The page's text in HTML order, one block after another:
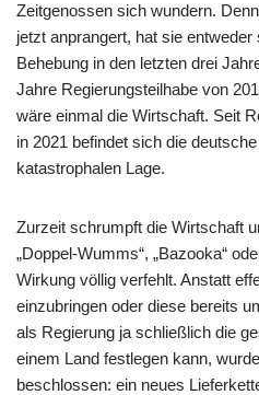
Zeitgenossen sich wundern.
jetzt anprangert, hat sie
Behebung in den letzten drei
Jahre Regierungsteilhabe von
wäre einmal die Wirtschaft. Seit
in 2021 befindet sich die
katastrophalen Lage.
Zurzeit schrumpft die Wirtschaft
„Doppel-Wumms“, „Bazooka“
Wirkung völlig verfehlt. Anstatt
einzubringen oder diese bereits
als Regierung ja schließlich die
einem Land festlegen kann,
beschlossen: ein neues